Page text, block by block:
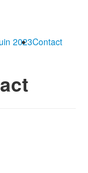
2023Contact